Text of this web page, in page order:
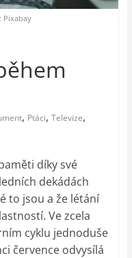
Pixabay
, Ptáci, Televize,
díky své
dekádách
to jsou a že létání
Ve zcela
cyklu jednoduše
července odvysílá